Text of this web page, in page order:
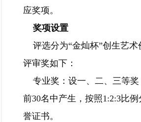
应奖项。
奖项设置
评选分为“金灿杯”创生艺术
评审奖如下：
专业奖：设一、二、三等奖
前30名中产生，按照1:2:3比
誉证书。